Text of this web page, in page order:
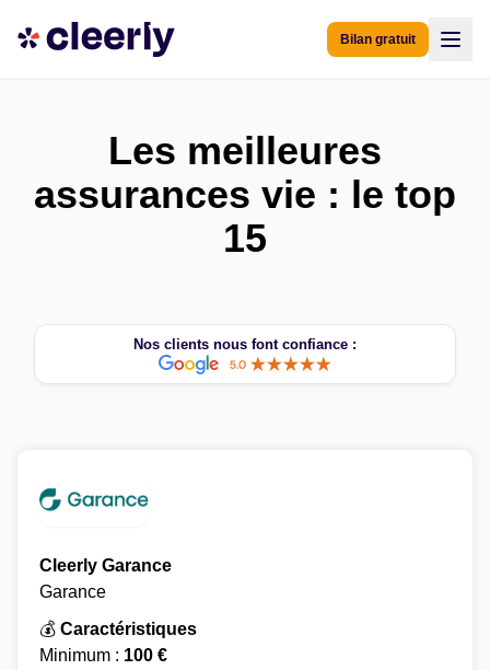
Bilan gratuit
Les meilleures
assurances vie : le top
15
Nos clients nous font confiance :
Cleerly Garance
Garance
💰 Caractéristiques
Minimum : 100 €